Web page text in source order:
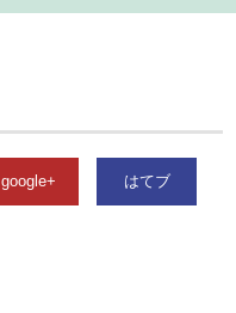
google+ はてブ